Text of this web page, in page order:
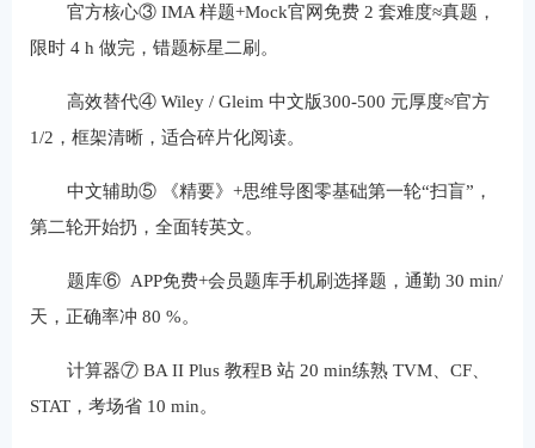
官方核心③ IMA 样题+Mock官网免费 2 套难度≈真题，
限时 4 h 做完，错题标星二刷。
高效替代④ Wiley / Gleim 中文版300-500 元厚度≈官方
1/2，框架清晰，适合碎片化阅读。
中文辅助⑤ 《精要》+思维导图零基础第一轮“扫盲”，
第二轮开始扔，全面转英文。
题库⑥ APP免费+会员题库手机刷选择题，通勤 30 min/
天，正确率冲 80 %。
计算器⑦ BA II Plus 教程B 站 20 min练熟 TVM、CF、
STAT，考场省 10 min。